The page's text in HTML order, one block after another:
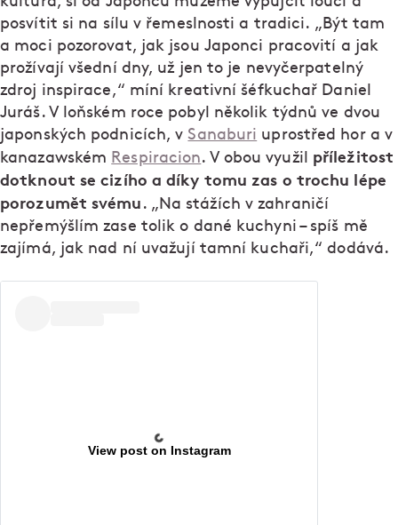
posvítit si na sílu v řemeslnosti a tradici. „Být tam
a moci pozorovat, jak jsou Japonci pracovití a jak
prožívají všední dny, už jen to je nevyčerpatelný
zdroj inspirace,“ míní kreativní šéfkuchař Daniel
Juráš. V loňském roce pobyl několik týdnů ve dvou
japonských podnicích, vSanaburi uprostřed hor a v
kanazawském Respiracion. V obou využil příležitost
dotknout se cizího a díky tomu zas o trochu lépe
porozumět svému . „Na stážích v zahraničí
nepřemýšlím zase tolik o dané kuchyni – spíš mě
zajímá, jak nad ní uvažují tamní kuchaři,“ dodává.
View post on Instagram